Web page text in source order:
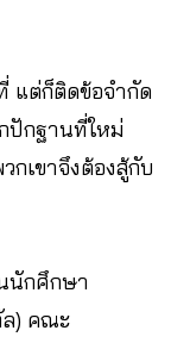
แต่ก็ติดข้อจำกัด
ปักฐานที่ใหม่
กเขาจึงต้องสู้กับ
นักศึกษา
ล) คณะ